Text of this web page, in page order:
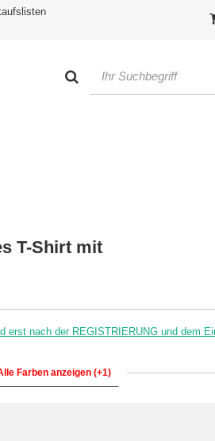
T-Shirt mit
erst nach der REGISTRIERUNG und dem
Farben anzeigen (+1)